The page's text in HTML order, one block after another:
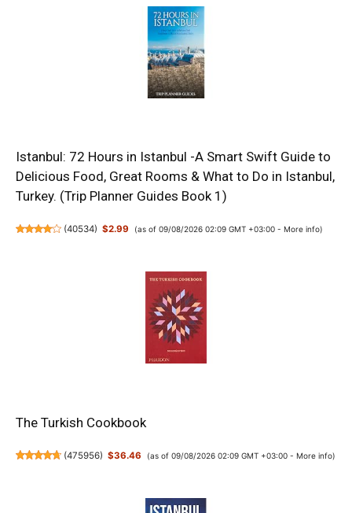
Istanbul: 72 Hours in Istanbul -A Smart Swift Guide to
Delicious Food, Great Rooms & What to Do in Istanbul,
Turkey. (Trip Planner Guides Book 1)
(40534) $2.99 (as of 09/08/2026 02:09 GMT +03:00 - More info)
The Turkish Cookbook
(475956) $36.46 (as of 09/08/2026 02:09 GMT +03:00 - More info)